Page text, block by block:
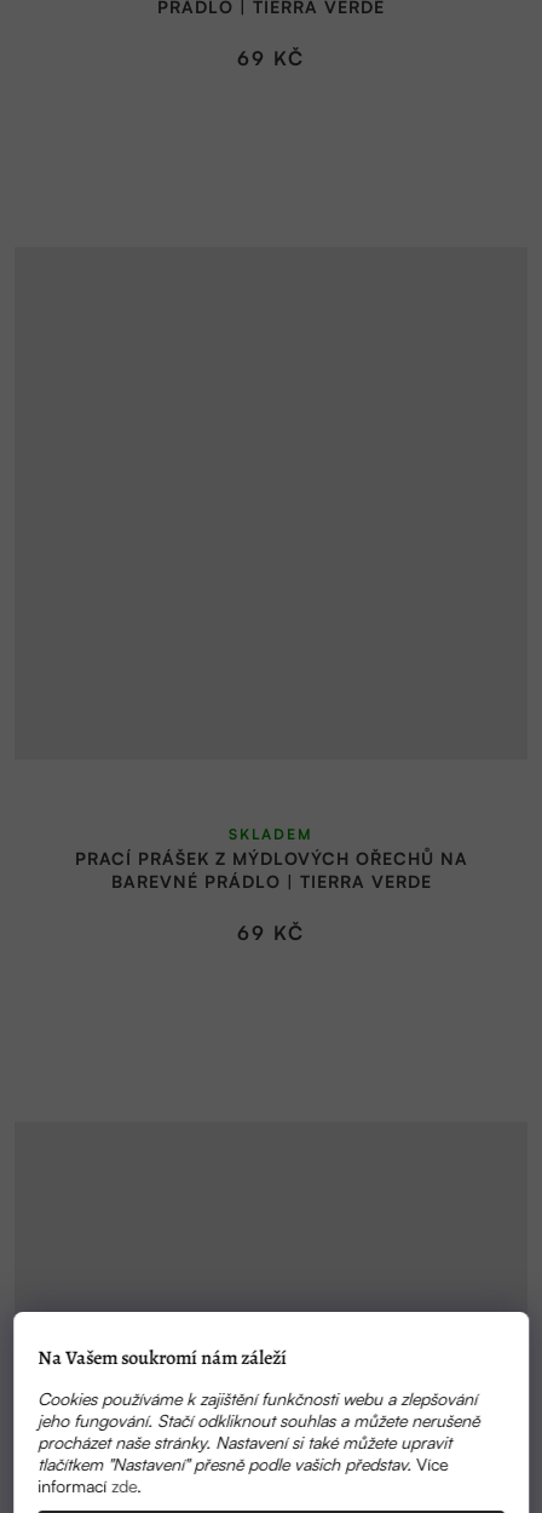
Na Vašem soukromí nám záleží
Cookies používáme k zajištění funkčnosti webu a zlepšování
jeho fungování. Stačí odkliknout souhlas a můžete nerušeně
procházet naše stránky. Nastavení si také můžete upravit
tlačítkem "Nastavení" přesně podle vašich představ.Více
informacízde.
PRÁDLO | TIERRA VERDE
69 KČ
PRACÍ PRÁŠEK Z MÝDLOVÝCH OŘECHŮ NA
BAREVNÉ PRÁDLO | TIERRA VERDE
SKLADEM
69 KČ